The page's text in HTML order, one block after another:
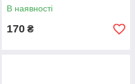
В наявності
170 ₴